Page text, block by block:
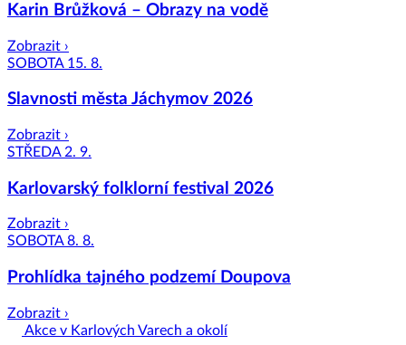
Karin Brůžková – Obrazy na vodě
Zobrazit ›
SOBOTA 15. 8.
Slavnosti města Jáchymov 2026
Zobrazit ›
STŘEDA 2. 9.
Karlovarský folklorní festival 2026
Zobrazit ›
SOBOTA 8. 8.
Prohlídka tajného podzemí Doupova
Zobrazit ›
Akce v Karlových Varech a okolí